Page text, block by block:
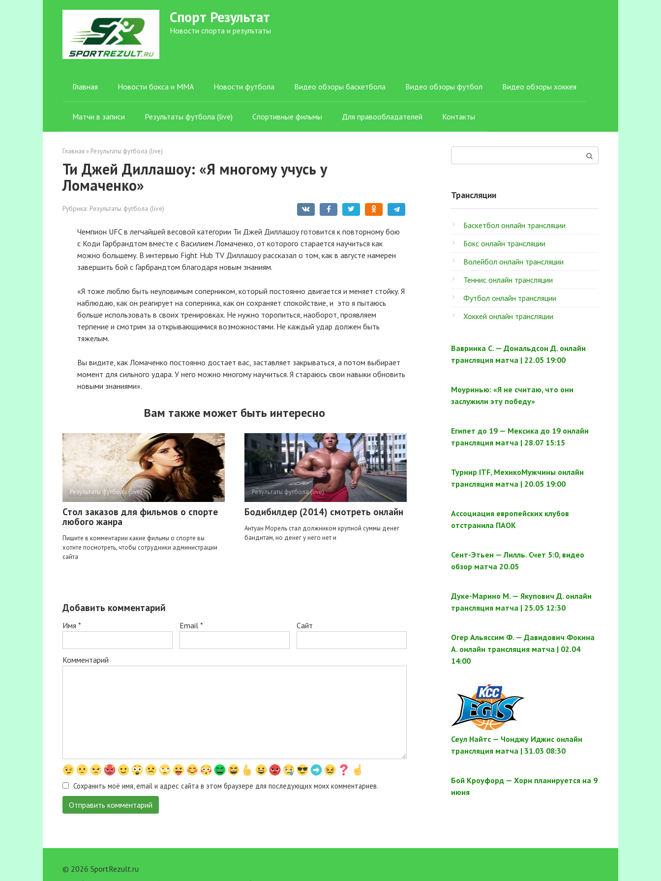
Спорт Результат
Новости спорта и результаты
Главная Новости бокса и ММА Новости футбола Видео обзоры баскетбола Видео обзоры футбол Видео обзоры хоккея
Матчи в записи Результаты футбола (live) Спортивные фильмы Для правообладателей Контакты
Главная » Результаты футбола (live)
Ти Джей Диллашоу: «Я многому учусь у
Ломаченко»
Рубрика: Результаты футбола (live)
Чемпион UFC в легчайшей весовой категории Ти Джей Диллашоу готовится к повторному бою
с Коди Гарбрандтом вместе с Василием Ломаченко, от которого старается научиться как
можно большему. В интервью Fight Hub TV Диллашоу рассказал о том, как в августе намерен
завершить бой с Гарбрандтом благодаря новым знаниям.
«Я тоже люблю быть неуловимым соперником, который постоянно двигается и меняет стойку. Я
наблюдаю, как он реагирует на соперника, как он сохраняет спокойствие, и это я пытаюсь
больше использовать в своих тренировках. Не нужно торопиться, наоборот, проявляем
терпение и смотрим за открывающимися возможностями. Не каждый удар должен быть
тяжелым.
Вы видите, как Ломаченко постоянно достает вас, заставляет закрываться, а потом выбирает
момент для сильного удара. У него можно многому научиться. Я стараюсь свои навыки обновить
новыми знаниями».
Вам также может быть интересно
Результаты футбола (live)
Стол заказов для фильмов о спорте
любого жанра
Пишите в комментарии какие фильмы о спорте вы
хотите посмотреть, чтобы сотрудники администрации
сайта
Результаты футбола (live)
Бодибилдер (2014) смотреть онлайн
Антуан Морель стал должником крупной суммы денег
бандитам, но денег у него нет и
Добавить комментарий
Имя * Email * Сайт
Комментарий
Сохранить моё имя, email и адрес сайта в этом браузере для последующих моих комментариев.
Трансляции
Баскетбол онлайн трансляции
Бокс онлайн трансляции
Волейбол онлайн трансляции
Теннис онлайн трансляции
Футбол онлайн трансляции
Хоккей онлайн трансляции
Вавринка С. — Дональдсон Д. онлайн
трансляция матча | 22.05 19:00
Моуринью: «Я не считаю, что они
заслужили эту победу»
Египет до 19 — Мексика до 19 онлайн
трансляция матча | 28.07 15:15
Турнир ITF, МехикоМужчины онлайн
трансляция матча | 20.05 19:00
Ассоциация европейских клубов
отстранила ПАОК
Сент-Этьен — Лилль. Счет 5:0, видео
обзор матча 20.05
Дуке-Марино М. — Якупович Д. онлайн
трансляция матча | 25.05 12:30
Огер Альяссим Ф. — Давидович Фокина
А. онлайн трансляция матча | 02.04
14:00
Сеул Найтс — Чонджу Иджис онлайн
трансляция матча | 31.03 08:30
Бой Кроуфорд — Хорн планируется на 9
июня
© 2026 SportRezult.ru